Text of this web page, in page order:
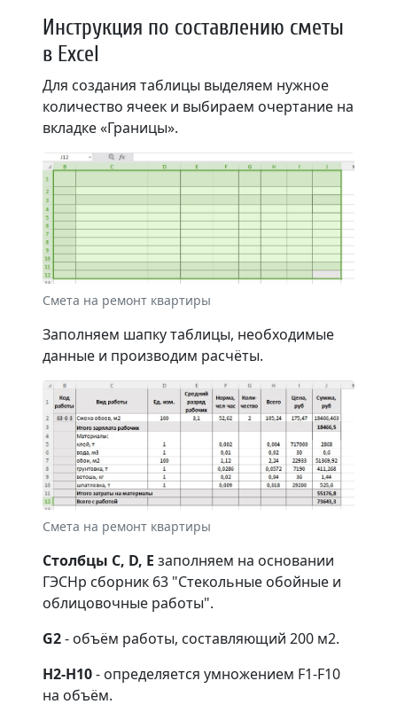
Инструкция по составлению сметы
в Excel
Для создания таблицы выделяем нужное
количество ячеек и выбираем очертание на
вкладке «Границы».
Смета на ремонт квартиры
Заполняем шапку таблицы, необходимые
данные и производим расчёты.
Смета на ремонт квартиры
Столбцы С, D, E заполняем на основании
ГЭСНр сборник 63 "Стекольные обойные и
облицовочные работы".
G2- объём работы, составляющий 200 м2.
Н2-Н10- определяется умножением F1-F10
на объём.